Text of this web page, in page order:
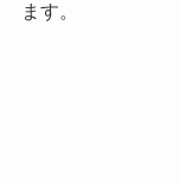
ます。